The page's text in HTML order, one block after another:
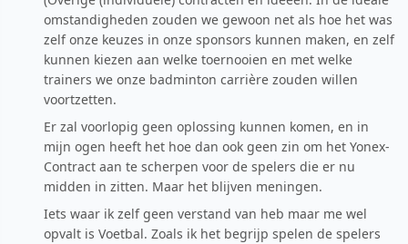
omstandigheden zouden we gewoon net als hoe het was
zelf onze keuzes in onze sponsors kunnen maken, en zelf
kunnen kiezen aan welke toernooien en met welke
trainers we onze badminton carrière zouden willen
voortzetten.
Er zal voorlopig geen oplossing kunnen komen, en in
mijn ogen heeft het hoe dan ook geen zin om het Yonex-
Contract aan te scherpen voor de spelers die er nu
midden in zitten. Maar het blijven meningen.
Iets waar ik zelf geen verstand van heb maar me wel
opvalt is Voetbal. Zoals ik het begrijp spelen de spelers